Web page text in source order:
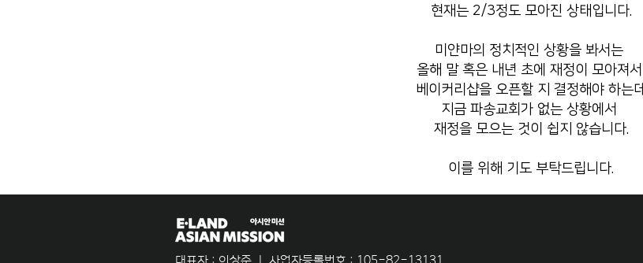
현재는 2/3정도 모아진 상태입니다.
미얀마의 정치적인 상황을 봐서는
올해 말 혹은 내년 초에 재정이 모아져서
베이커리샵을 오픈할 지 결정해야 하는데
지금 파송교회가 없는 상황에서
재정을 모으는 것이 쉽지 않습니다.
이를 위해 기도 부탁드립니다.
​대표자 : 이상준 ㅣ 사업자등록번호 : 105-82-13131